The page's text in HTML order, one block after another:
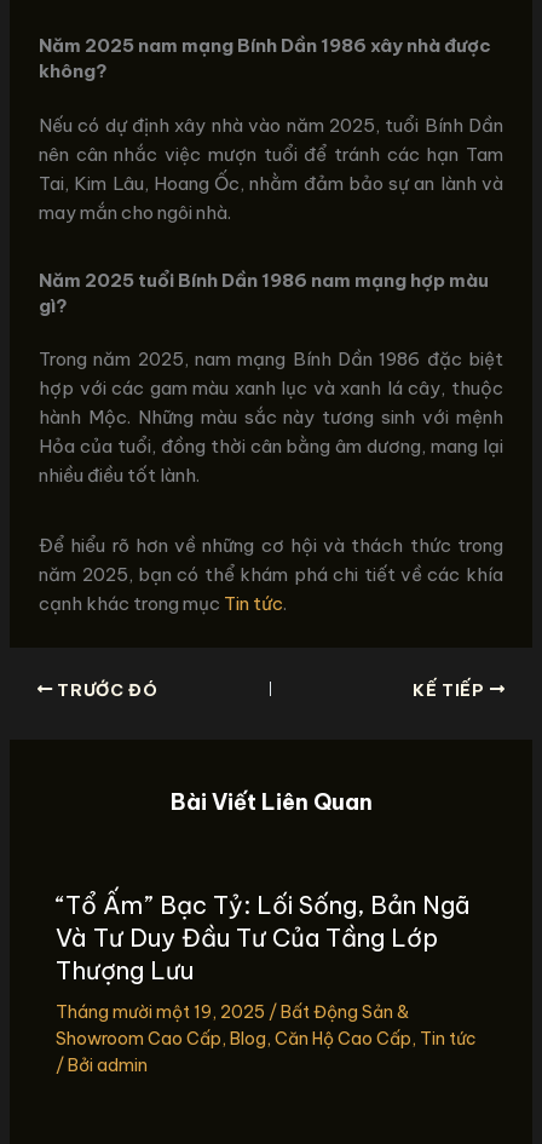
Năm 2025 nam mạng Bính Dần 1986 xây nhà được
không?
Nếu có dự định xây nhà vào năm 2025, tuổi Bính Dần
nên cân nhắc việc mượn tuổi để tránh các hạn Tam
Tai, Kim Lâu, Hoang Ốc, nhằm đảm bảo sự an lành và
may mắn cho ngôi nhà.
Năm 2025 tuổi Bính Dần 1986 nam mạng hợp màu
gì?
Trong năm 2025, nam mạng Bính Dần 1986 đặc biệt
hợp với các gam màu xanh lục và xanh lá cây, thuộc
hành Mộc. Những màu sắc này tương sinh với mệnh
Hỏa của tuổi, đồng thời cân bằng âm dương, mang lại
nhiều điều tốt lành.
Để hiểu rõ hơn về những cơ hội và thách thức trong
năm 2025, bạn có thể khám phá chi tiết về các khía
cạnh khác trong mục Tin tức.
TRƯỚC ĐÓ KẾ TIẾP
Bài Viết Liên Quan
“Tổ Ấm” Bạc Tỷ: Lối Sống, Bản Ngã
Và Tư Duy Đầu Tư Của Tầng Lớp
Thượng Lưu
Tháng mười một 19, 2025 /Bất Động Sản &
Showroom Cao Cấp, Blog, Căn Hộ Cao Cấp, Tin tức
/ Bởi admin